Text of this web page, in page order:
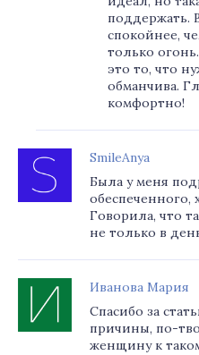
поддержать.
спокойнее,
только
это то, что
обманчива.
комфортно!
SmileAnya
Была у меня
обеспеченного,
Говорила, что
не только в
Иванова Мария
Спасибо за
причины, по-
женщину к